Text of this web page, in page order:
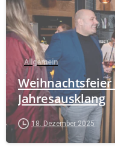
Allgemein
Weihnachtsfeier
Jahresausklang
18. Dezember 2025